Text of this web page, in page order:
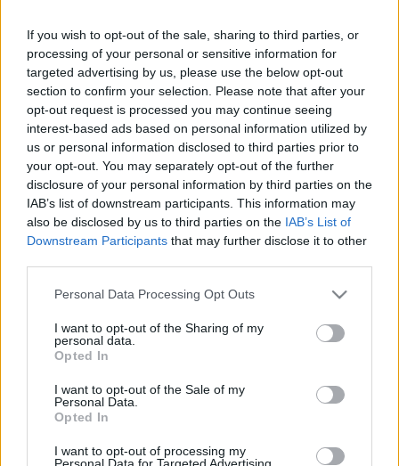
If you wish to opt-out of the sale, sharing to third parties, or
processing of your personal or sensitive information for
targeted advertising by us, please use the below opt-out
section to confirm your selection. Please note that after your
opt-out request is processed you may continue seeing
interest-based ads based on personal information utilized by
us or personal information disclosed to third parties prior to
your opt-out. You may separately opt-out of the further
disclosure of your personal information by third parties on the
IAB’s list of downstream participants. This information may
also be disclosed by us to third parties on the IAB’s List of
Downstream Participants that may further disclose it to other
Please note that this website/app uses one or more Google
not limited to your visit or usage behaviour. You may click to
grant or deny consent to Google and its third-party tags to
use your data for below specified purposes in below Google
consent section.
Personal Data Processing Opt Outs
I want to opt-out of the Sharing of my
personal data.
Opted In
I want to opt-out of the Sale of my
Personal Data.
Opted In
I want to opt-out of processing my
Personal Data for Targeted Advertising.
LEGFRISSEBB
Országos hírek
Megérkezett az eső a Duna vízgyűjtőjére
Aktuális
Paks II.: Mit jelent az 5. blokk új
árnyékában?
másodfokúra csökken a riasztás